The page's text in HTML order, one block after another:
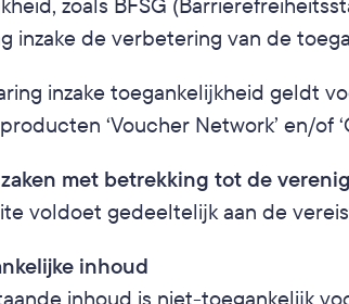
inzake de verbetering van de
inzake toegankelijkheid geldt
‘Voucher Network’ en/of
met betrekking tot de
voldoet gedeeltelijk aan de
inhoud
inhoud is niet-toegankelijk